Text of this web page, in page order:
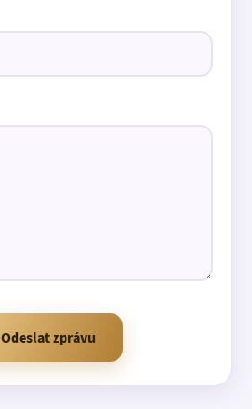
Odeslat zprávu